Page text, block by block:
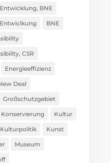
BNE
BNE
CSR
Energieeffizienz
Deal
Großschutzgebiet
Konservierung Kultur
Kulturpolitik Kunst
Museum